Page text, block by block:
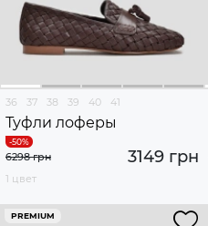
36 37 38 39 40 41
Туфли лоферы
3149 грн
6298 грн
1 цвет
PREMIUM